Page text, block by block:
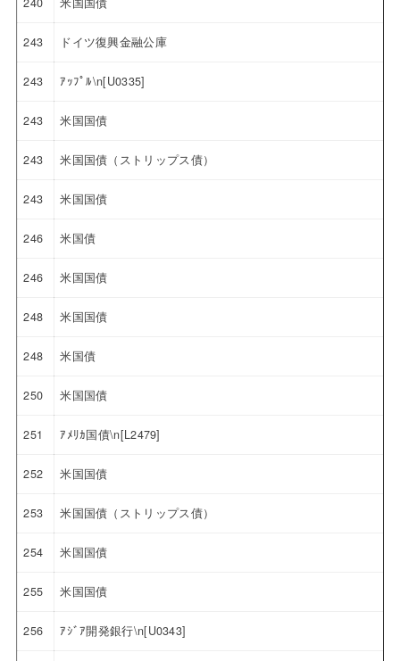
243 ドイツ復興金融公庫
243 ｱｯﾌﾟﾙ\n[U0335]
243 米国国債
243 米国国債（ストリップス債）
243 米国国債
246 米国債
246 米国国債
248 米国国債
248 米国債
250 米国国債
251 ｱﾒﾘｶ国債\n[L2479]
252 米国国債
253 米国国債（ストリップス債）
254 米国国債
255 米国国債
256 ｱｼﾞｱ開発銀行\n[U0343]